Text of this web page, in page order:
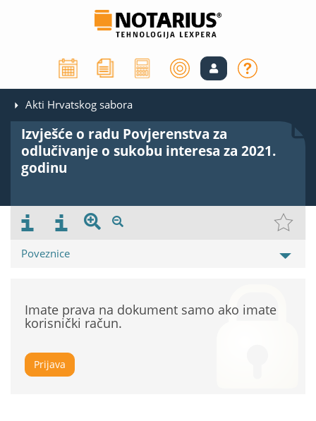
Akti Hrvatskog sabora
Izvješće o radu Povjerenstva za
odlučivanje o sukobu interesa za 2021.
godinu
Poveznice
Imate prava na dokument samo ako imate
korisnički račun.
Prijava